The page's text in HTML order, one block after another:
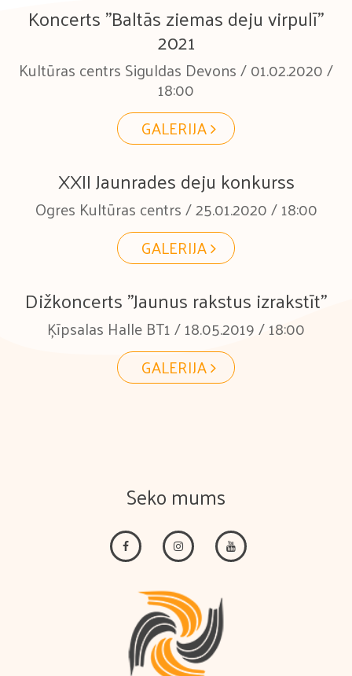
Koncerts "Baltās ziemas deju virpulī"
2021
Kultūras centrs Siguldas Devons / 01.02.2020 /
18:00
GALERIJA
XXII Jaunrades deju konkurss
Ogres Kultūras centrs / 25.01.2020 / 18:00
GALERIJA
Dižkoncerts "Jaunus rakstus izrakstīt"
Ķīpsalas Halle BT1 / 18.05.2019 / 18:00
GALERIJA
Seko mums